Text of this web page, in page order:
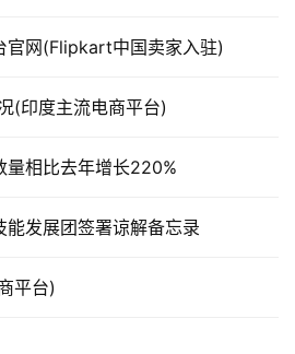
网(Flipkart中国卖家入驻)
(印度主流电商平台)
相比去年增长220%
发展团签署谅解备忘录
平台)